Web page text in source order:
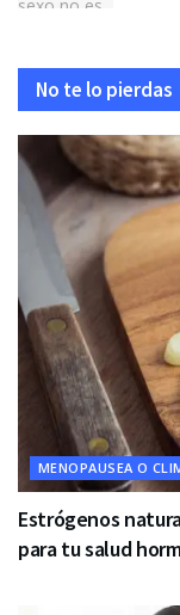
No te lo pierdas
MENOPAUSEA O
Estrógenos
para tu salud